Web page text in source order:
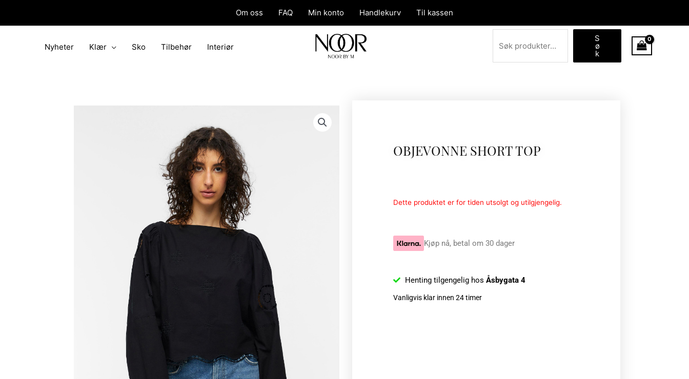
Om oss FAQ Min konto Handlekurv Til kassen
Nyheter Klær Sko Tilbehør Interiør
Søk
S
ø
k
OBJEVONNE SHORT TOP
Dette produktet er for tiden utsolgt og utilgjengelig.
Kjøp nå, betal om 30 dager
Henting tilgengelig hos Åsbygata 4
Vanligvis klar innen 24 timer